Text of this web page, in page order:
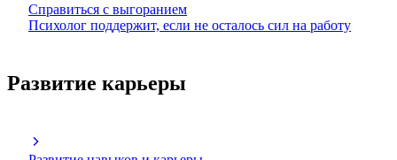
Справиться с выгоранием
Психолог поддержит, если не осталось сил на работу
Развитие карьеры